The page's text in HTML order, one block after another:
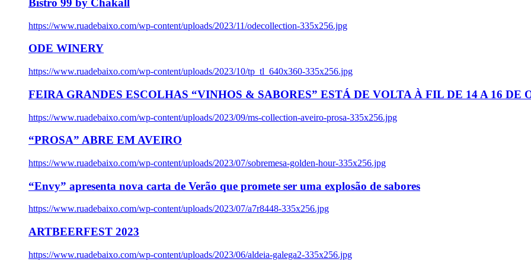
Bistro 99 by Chakall
https://www.ruadebaixo.com/wp-content/uploads/2023/11/odecollection-335x256.jpg
ODE WINERY
https://www.ruadebaixo.com/wp-content/uploads/2023/10/tp_tl_640x360-335x256.jpg
FEIRA GRANDES ESCOLHAS “VINHOS & SABORES” ESTÁ DE VOLTA À FIL DE 14 A 16 DE
https://www.ruadebaixo.com/wp-content/uploads/2023/09/ms-collection-aveiro-prosa-335x256.jpg
“PROSA” ABRE EM AVEIRO
https://www.ruadebaixo.com/wp-content/uploads/2023/07/sobremesa-golden-hour-335x256.jpg
“Envy” apresenta nova carta de Verão que promete ser uma explosão de sabores
https://www.ruadebaixo.com/wp-content/uploads/2023/07/a7r8448-335x256.jpg
ARTBEERFEST 2023
https://www.ruadebaixo.com/wp-content/uploads/2023/06/aldeia-galega2-335x256.jpg